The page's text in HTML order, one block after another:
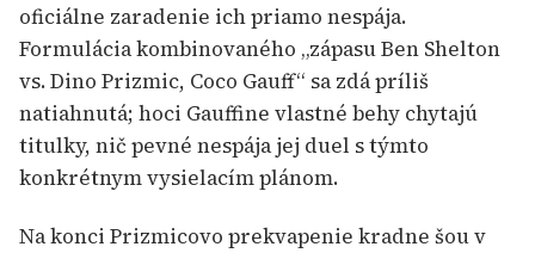
oficiálne zaradenie ich priamo nespája.
Formulácia kombinovaného „zápasu Ben Shelton
vs. Dino Prizmic, Coco Gauff“ sa zdá príliš
natiahnutá; hoci Gauffine vlastné behy chytajú
titulky, nič pevné nespája jej duel s týmto
konkrétnym vysielacím plánom.
Na konci Prizmicovo prekvapenie kradne šou v